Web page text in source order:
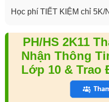
Học phí TIẾT KIỆM chỉ 5K/
PH/HS 2K11
Nhận Thông
Lớp 10 & Trao